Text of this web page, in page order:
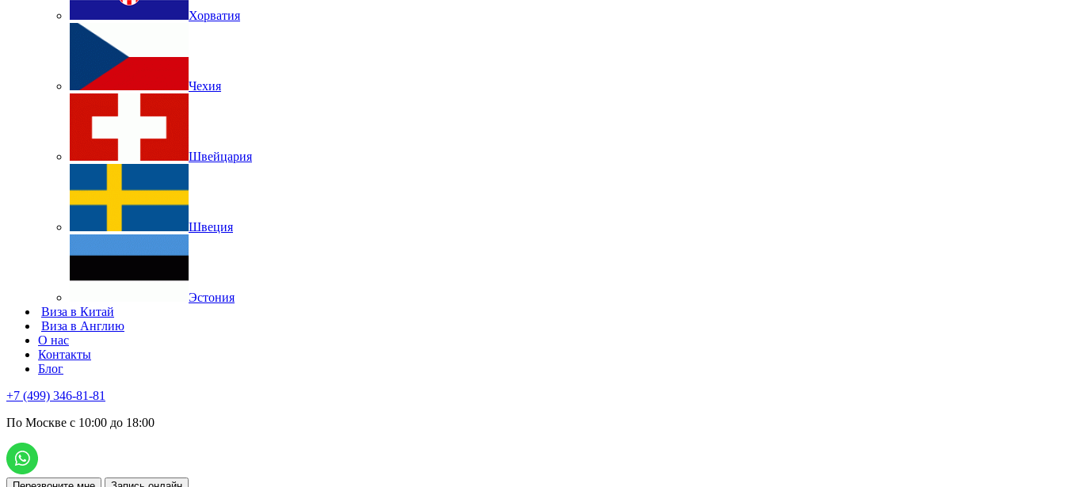
Хорватия
Чехия
Швейцария
Швеция
Эстония
Виза в Китай
Виза в Англию
О нас
Контакты
Блог
+7 (499) 346-81-81
По Москве с 10:00 до 18:00